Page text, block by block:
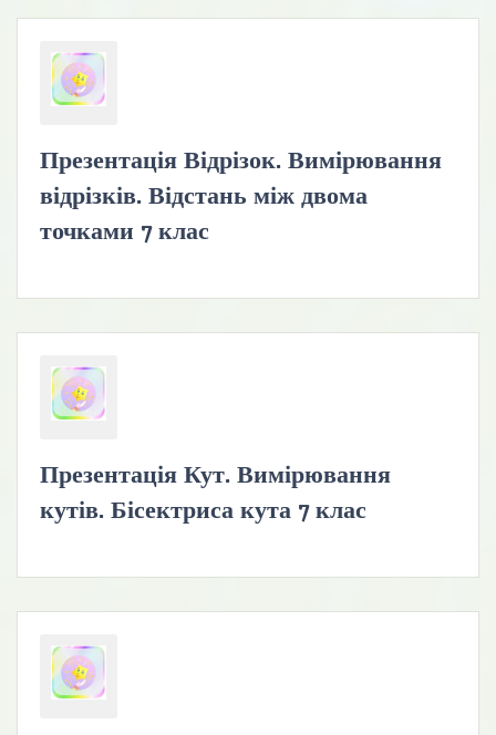
Презентація Відрізок. Вимірювання
відрізків. Відстань між двома
точками 7 клас
Презентація Кут. Вимірювання
кутів. Бісектриса кута 7 клас